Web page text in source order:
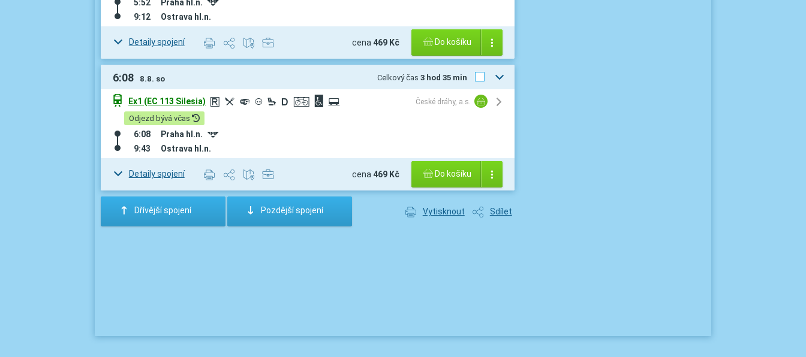
5:52 Praha hl.n. #
9:12 Ostrava hl.n.
Detaily spojení cena 469 Kč Do košíku
6:08 8.8. so Celkový čas 3 hod 35 min
û Ex1 (EC 113 Silesia) r M º ³ ¼ ® ª © w České dráhy, a.s.
Odjezd bývá včas
6:08 Praha hl.n. #
9:43 Ostrava hl.n.
Detaily spojení cena 469 Kč Do košíku
: Dřívější spojení ; Pozdější spojení Vytisknout Sdílet